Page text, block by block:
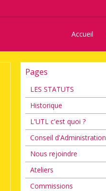
Accueil
Pages
LES STATUTS
Historique
L'UTL c'est quoi ?
Conseil d'Administration
Nous rejoindre
Ateliers
Commissions